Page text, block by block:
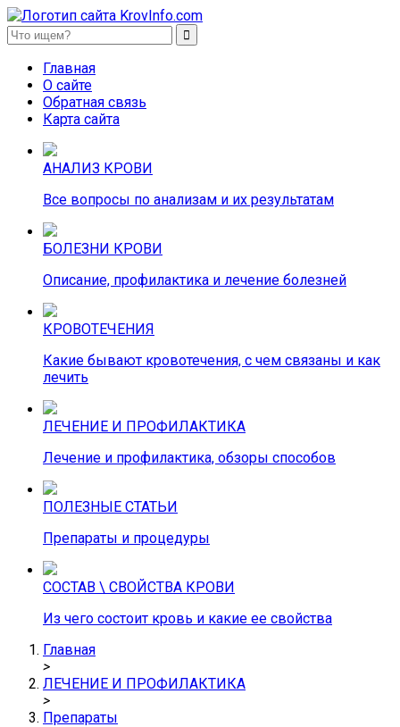
KrovInfo.com
Медицинский сайт о кровеносной системе.
Главная
О сайте
Обратная связь
Карта сайта
АНАЛИЗ КРОВИ
Все вопросы по анализам и их результатам
БОЛЕЗНИ КРОВИ
Описание, профилактика и лечение болезней
КРОВОТЕЧЕНИЯ
Какие бывают кровотечения, с чем связаны и как
лечить
ЛЕЧЕНИЕ И ПРОФИЛАКТИКА
Лечение и профилактика, обзоры способов
ПОЛЕЗНЫЕ СТАТЬИ
Препараты и процедуры
СОСТАВ \ СВОЙСТВА КРОВИ
Из чего состоит кровь и какие ее свойства
Главная
>
ЛЕЧЕНИЕ И ПРОФИЛАКТИКА
>
Препараты